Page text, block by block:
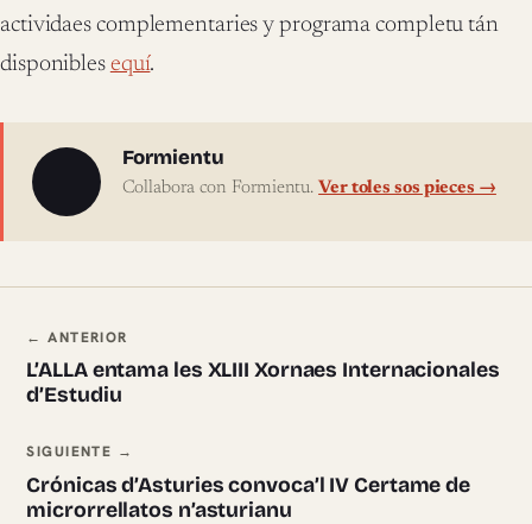
actividaes complementaries y programa completu tán
disponibles equí.
Sobre l'autor
Formientu
Collabora con Formientu.Ver toles sos pieces →
Navegación ente pieces
← ANTERIOR
L’ALLA entama les XLIII Xornaes Internacionales
d’Estudiu
SIGUIENTE →
Crónicas d’Asturies convoca’l IV Certame de
microrrellatos n’asturianu